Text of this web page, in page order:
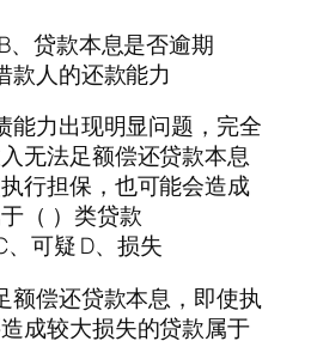
、贷款本息是否逾期
款人的还款能力
能力出现明显问题，完全
无法足额偿还贷款本息
行担保，也可能会造成
（ ）类贷款
可疑 D、损失
额偿还贷款本息，即使执
成较大损失的贷款属于